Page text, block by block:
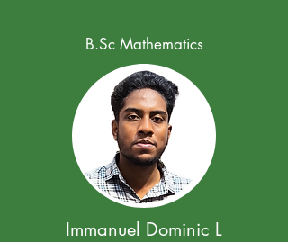
Incubadoras y
colaboraciones
B.Sc Mathematics
Immanuel Dominic L